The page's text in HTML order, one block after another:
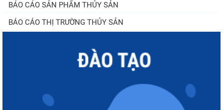
BÁO CÁO SẢN PHẨM THỦY SẢN
BÁO CÁO THỊ TRƯỜNG THỦY SẢN